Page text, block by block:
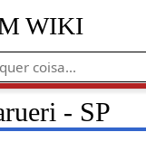
WIKI
- SP